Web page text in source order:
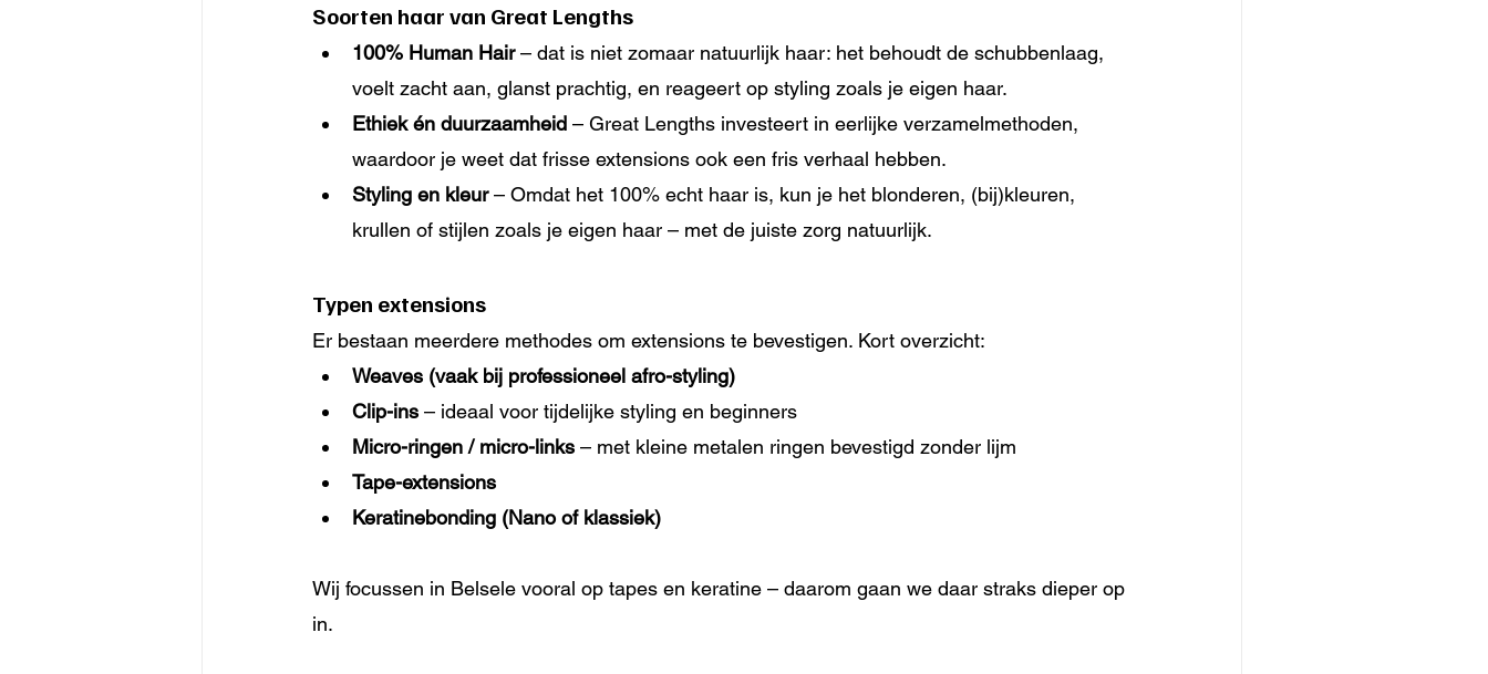
Soorten haar van Great Lengths
100% Human Hair – dat is niet zomaar natuurlijk haar: het behoudt de schubbenlaag,
voelt zacht aan, glanst prachtig, en reageert op styling zoals je eigen haar.
Ethiek én duurzaamheid – Great Lengths investeert in eerlijke verzamelmethoden,
waardoor je weet dat frisse extensions ook een fris verhaal hebben.
Styling en kleur – Omdat het 100% echt haar is, kun je het blonderen, (bij)kleuren,
krullen of stijlen zoals je eigen haar – met de juiste zorg natuurlijk.
Typen extensions
Er bestaan meerdere methodes om extensions te bevestigen. Kort overzicht:
Weaves (vaak bij professioneel afro-styling)
Clip-ins – ideaal voor tijdelijke styling en beginners
Micro-ringen / micro-links – met kleine metalen ringen bevestigd zonder lijm
Tape-extensions
Keratinebonding (Nano of klassiek)
Wij focussen in Belsele vooral op tapes en keratine – daarom gaan we daar straks dieper op
in.